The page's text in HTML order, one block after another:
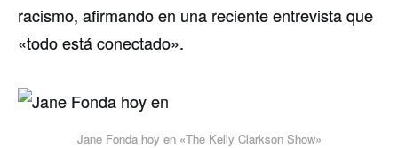
racismo, afirmando en una reciente entrevista que
«todo está conectado».
Jane Fonda hoy en «The Kelly Clarkson Show»